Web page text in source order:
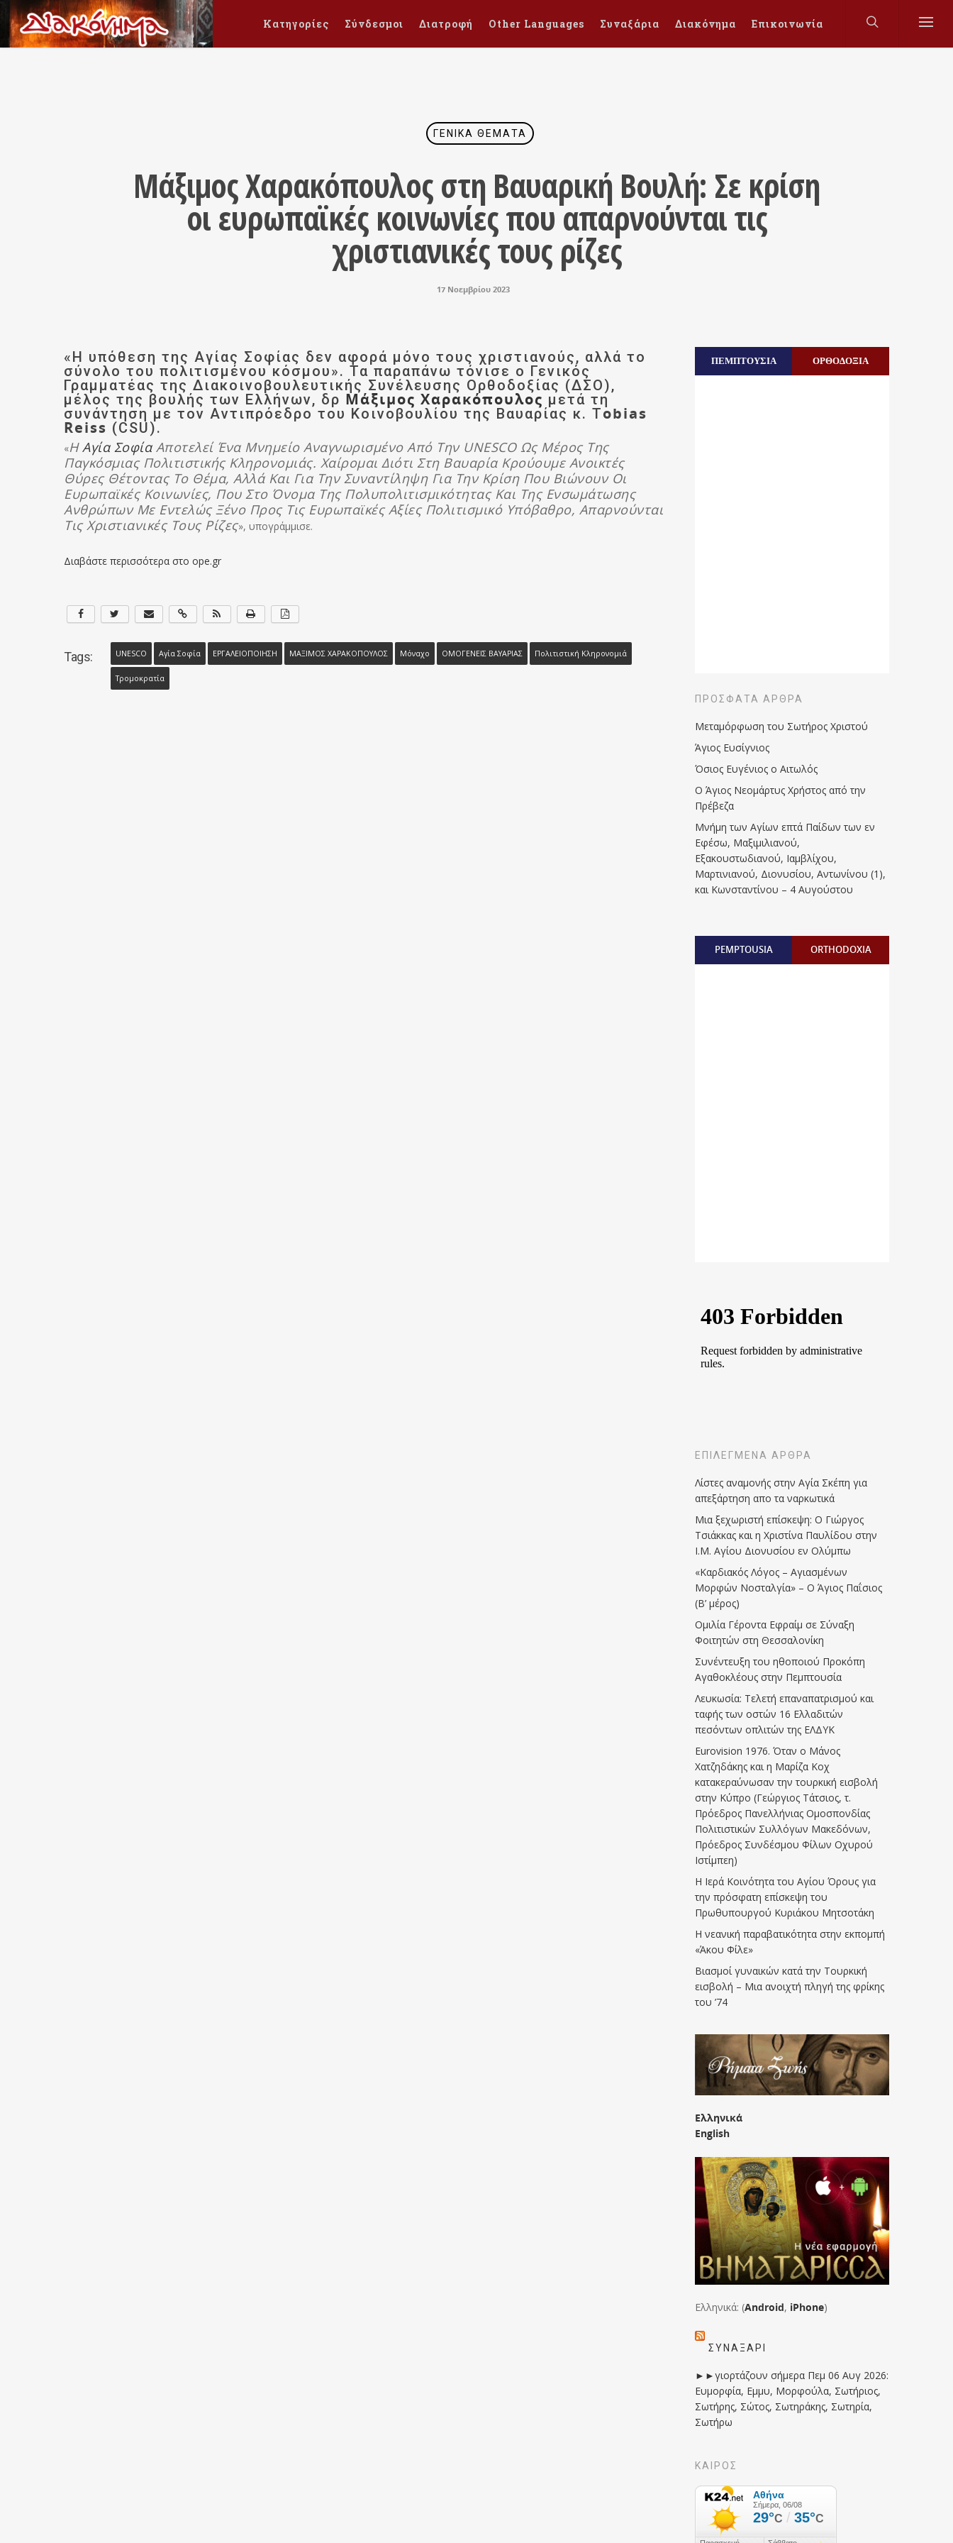
Κατηγορίες Σύνδεσμοι Διατροφή Other Languages Συναξάρια Διακόνημα Επικοινωνία
ΓΕΝΙΚΆ ΘΈΜΑΤΑ
Μάξιμος Χαρακόπουλος στη Βαυαρική Βουλή: Σε κρίση
οι ευρωπαϊκές κοινωνίες που απαρνούνται τις
χριστιανικές τους ρίζες
17 Νοεμβρίου 2023
«Η υπόθεση της Αγίας Σοφίας δεν αφορά μόνο τους χριστιανούς, αλλά το
σύνολο του πολιτισμένου κόσμου». Τα παραπάνω τόνισε ο Γενικός
Γραμματέας της Διακοινοβουλευτικής Συνέλευσης Ορθοδοξίας (ΔΣΟ),
μέλος της βουλής των Ελλήνων, δρ Μάξιμος Χαρακόπουλος μετά τη
συνάντηση με τον Αντιπρόεδρο του Κοινοβουλίου της Βαυαρίας κ. Tobias
Reiss (CSU).
«ΗΑγία ΣοφίαΑποτελεί Ένα Μνημείο Αναγνωρισμένο Από Την UNESCO Ως Μέρος Της
Παγκόσμιας Πολιτιστικής Κληρονομιάς. Χαίρομαι Διότι Στη Βαυαρία Κρούουμε Ανοικτές
Θύρες Θέτοντας Το Θέμα, Αλλά Και Για Την Συναντίληψη Για Την Κρίση Που Βιώνουν Οι
Ευρωπαϊκές Κοινωνίες, Που Στο Όνομα Της Πολυπολιτισμικότητας Και Της Ενσωμάτωσης
Ανθρώπων Με Εντελώς Ξένο Προς Τις Ευρωπαϊκές Αξίες Πολιτισμικό Υπόβαθρο, Απαρνούνται
Τις Χριστιανικές Τους Ρίζες», υπογράμμισε.
Διαβάστε περισσότερα στο ope.gr
Tags: UNESCO Αγία Σοφία ΕΡΓΑΛΕΙΟΠΟΙΗΣΗ ΜΑΞΙΜΟΣ ΧΑΡΑΚΟΠΟΥΛΟΣ Μόναχο ΟΜΟΓΕΝΕΙΣ ΒΑΥΑΡΙΑΣ Πολιτιστική Κληρονομιά
Τρομοκρατία
ΠΕΜΠΤΟΥΣΙΑ ΟΡΘΟΔΟΞΙΑ
ΠΡΌΣΦΑΤΑ ΆΡΘΡΑ
Μεταμόρφωση του Σωτήρος Χριστού
Άγιος Ευσίγνιος
Όσιος Ευγένιος ο Αιτωλός
Ο Άγιος Νεομάρτυς Χρήστος από την
Πρέβεζα
Μνήμη των Aγίων επτά Παίδων των εν
Eφέσω, Mαξιμιλιανού,
Eξακουστωδιανού, Iαμβλίχου,
Mαρτινιανού, Διονυσίου, Aντωνίνου (1),
και Kωνσταντίνου – 4 Αυγούστου
PEMPTOUSIA ORTHODOXIA
ΕΠΙΛΕΓΜΈΝΑ ΆΡΘΡΑ
Λίστες αναμονής στην Αγία Σκέπη για
απεξάρτηση απο τα ναρκωτικά
Μια ξεχωριστή επίσκεψη: Ο Γιώργος
Τσιάκκας και η Χριστίνα Παυλίδου στην
Ι.Μ. Αγίου Διονυσίου εν Ολύμπω
«Καρδιακός Λόγος – Αγιασμένων
Μορφών Νοσταλγία» – Ο Άγιος Παΐσιος
(Β’ μέρος)
Ομιλία Γέροντα Εφραίμ σε Σύναξη
Φοιτητών στη Θεσσαλονίκη
Συνέντευξη του ηθοποιού Προκόπη
Αγαθοκλέους στην Πεμπτουσία
Λευκωσία: Τελετή επαναπατρισμού και
ταφής των οστών 16 Ελλαδιτών
πεσόντων οπλιτών της ΕΛΔΥΚ
Eurovision 1976. Όταν ο Μάνος
Χατζηδάκης και η Μαρίζα Κοχ
κατακεραύνωσαν την τουρκική εισβολή
στην Κύπρο (Γεώργιος Τάτσιος, τ.
Πρόεδρος Πανελλήνιας Ομοσπονδίας
Πολιτιστικών Συλλόγων Μακεδόνων,
Πρόεδρος Συνδέσμου Φίλων Οχυρού
Ιστίμπεη)
Η Ιερά Κοινότητα του Αγίου Όρους για
την πρόσφατη επίσκεψη του
Πρωθυπουργού Κυριάκου Μητσοτάκη
Η νεανική παραβατικότητα στην εκπομπή
«Άκου Φίλε»
Βιασμοί γυναικών κατά την Τουρκική
εισβολή – Μια ανοιχτή πληγή της φρίκης
του ’74
Ελληνικά
English
Ελληνικά: (Android, iPhone)
ΣΥΝΑΞΆΡΙ
►►γιορτάζουν σήμερα Πεμ 06 Αυγ 2026:
Ευμορφία, Εμμυ, Μορφούλα, Σωτήριος,
Σωτήρης, Σώτος, Σωτηράκης, Σωτηρία,
Σωτήρω
ΚΑΙΡΟΣ